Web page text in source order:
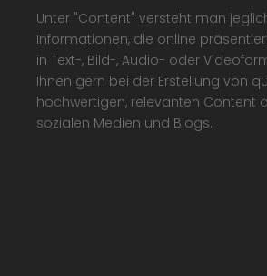
Unter "Content" versteht man
Informationen, die online
in Text-, Bild-, Audio- oder
Ihnen gern bei der Erstellung von
hochwertigen, relevanten Content
sozialen Medien und Blogs.